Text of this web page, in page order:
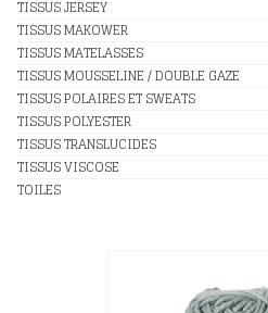
TISSUS JERSEY
TISSUS MAKOWER
TISSUS MATELASSES
TISSUS MOUSSELINE / DOUBLE GAZE
TISSUS POLAIRES ET SWEATS
TISSUS POLYESTER
TISSUS TRANSLUCIDES
TISSUS VISCOSE
TOILES